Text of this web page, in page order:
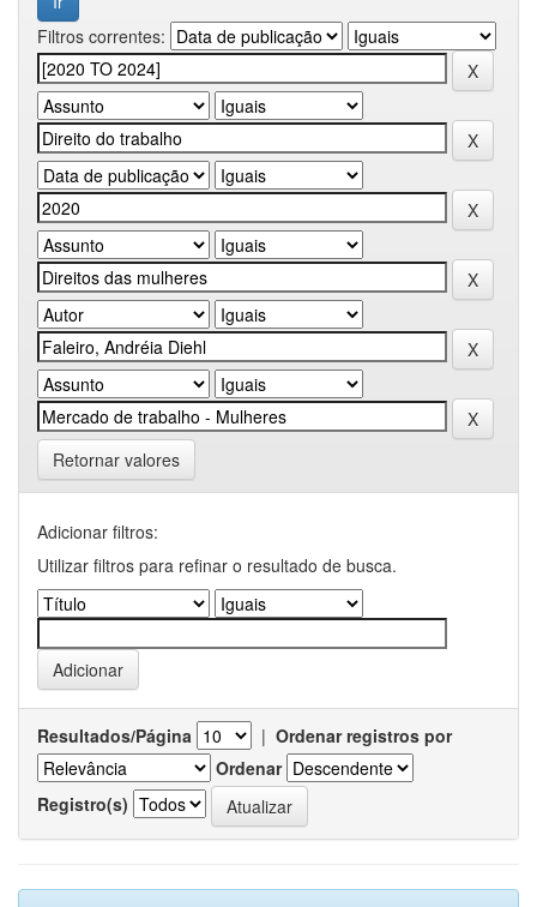
Filtros correntes:
Retornar valores
Adicionar filtros:
Utilizar filtros para refinar o resultado de busca.
Resultados/Página | Ordenar registros por
Ordenar
Registro(s)